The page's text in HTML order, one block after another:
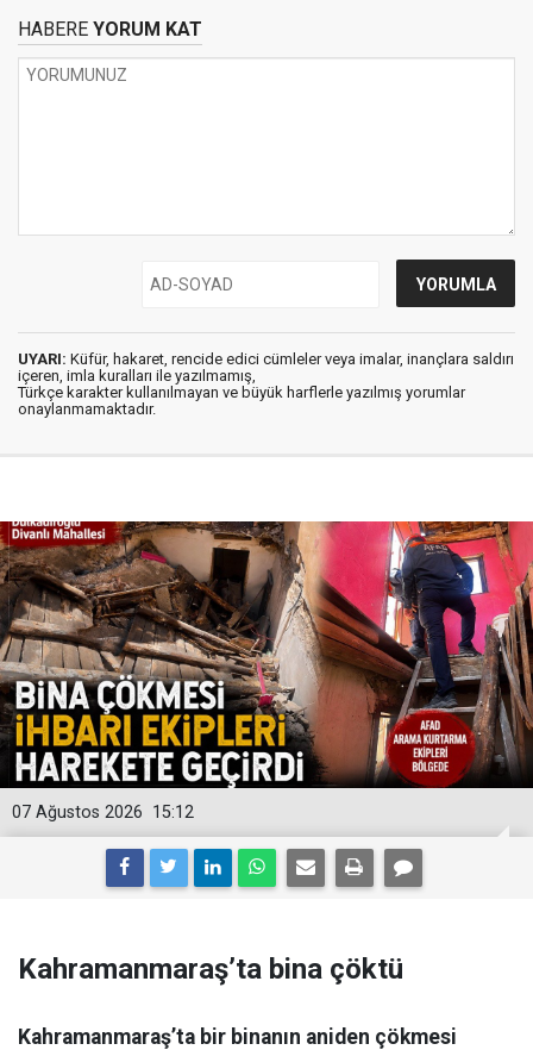
HABERE YORUM KAT
UYARI: Küfür, hakaret, rencide edici cümleler veya imalar, inançlara saldırı
içeren, imla kuralları ile yazılmamış,
Türkçe karakter kullanılmayan ve büyük harflerle yazılmış yorumlar
onaylanmamaktadır.
15:12
07 Ağustos 2026
Kahramanmaraş’ta bina çöktü
Kahramanmaraş’ta bir binanın aniden çökmesi